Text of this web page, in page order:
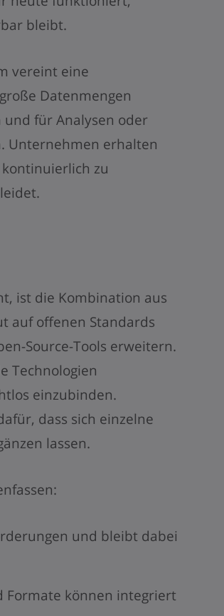
bleibt.
vereint eine
Datenmengen
für Analysen oder
Unternehmen erhalten
zu
ist die Kombination aus
auf offenen Standards
Source-Tools erweitern.
Technologien
einzubinden.
dass sich einzelne
lassen.
und bleibt dabei
Formate können integriert